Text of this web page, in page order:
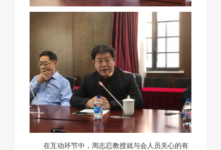
在互动环节中，周志忍教授就与会人员关心的有